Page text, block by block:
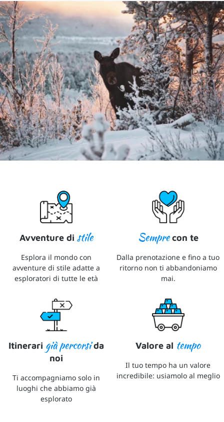
Avventure di stile
Esplora il mondo con
avventure di stile adatte a
esploratori di tutte le età
Semprecon te
Dalla prenotazione e fino a tuo
ritorno non ti abbandoniamo
mai.
Itinerari già percorsida
noi
Ti accompagniamo solo in
luoghi che abbiamo già
esplorato
Valore al tempo
Il tuo tempo ha un valore
incredibile: usiamolo al meglio